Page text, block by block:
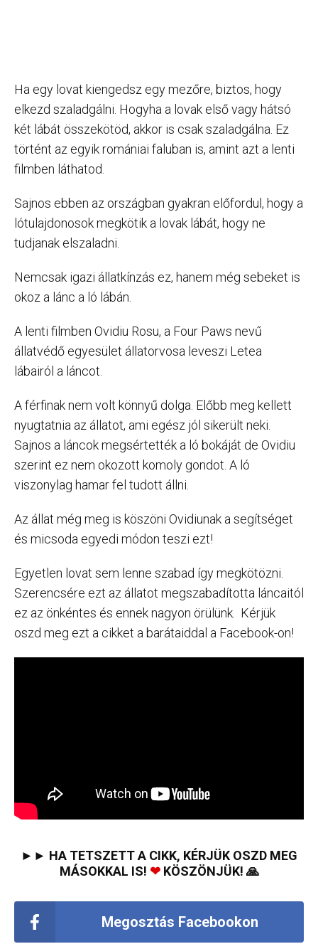
Ha egy lovat kiengedsz egy mezőre, biztos, hogy
elkezd szaladgálni. Hogyha a lovak első vagy hátsó
két lábát összekötöd, akkor is csak szaladgálna. Ez
történt az egyik romániai faluban is, amint azt a lenti
filmben láthatod.
Sajnos ebben az országban gyakran előfordul, hogy a
lótulajdonosok megkötik a lovak lábát, hogy ne
tudjanak elszaladni.
Nemcsak igazi állatkínzás ez, hanem még sebeket is
okoz a lánc a ló lábán.
A lenti filmben Ovidiu Rosu, a Four Paws nevű
állatvédő egyesület állatorvosa leveszi Letea
lábairól a láncot.
A férfinak nem volt könnyű dolga. Előbb meg kellett
nyugtatnia az állatot, ami egész jól sikerült neki.
Sajnos a láncok megsértették a ló bokáját de Ovidiu
szerint ez nem okozott komoly gondot. A ló
viszonylag hamar fel tudott állni.
Az állat még meg is köszöni Ovidiunak a segítséget
és micsoda egyedi módon teszi ezt!
Egyetlen lovat sem lenne szabad így megkötözni.
Szerencsére ezt az állatot megszabadította láncaitól
ez az önkéntes és ennek nagyon örülünk. Kérjük
oszd meg ezt a cikket a barátaiddal a Facebook-on!
►► HA TETSZETT A CIKK, KÉRJÜK OSZD MEG
MÁSOKKAL IS! ❤KÖSZÖNJÜK! 🙏
Megosztás Facebookon